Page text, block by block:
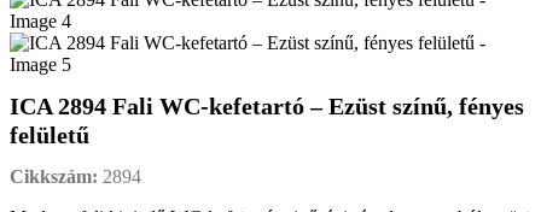
ICA 2894 Fali WC-kefetartó – Ezüst színű, fényes
felületű
Cikkszám: 2894